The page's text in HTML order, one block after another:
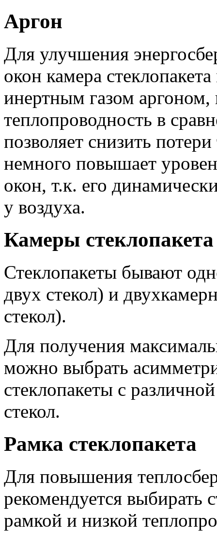
Аргон
Для улучшения
окон камера
инертным газом
теплопроводность в
позволяет снизить
немного повышает
окон, т.к. его
у воздуха.
Камеры стеклопакета
Стеклопакеты бывают
двух стекол) и
стекол).
Для получения
можно выбрать
стеклопакеты с
стекол.
Рамка стеклопакета
Для повышения
рекомендуется выбирать
рамкой и низкой